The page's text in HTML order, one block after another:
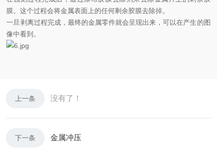
膜。这个过程会将金属表面上的任何剩余胶膜去除掉。
一旦剥离过程完成，最终的金属零件就会呈现出来，可以在产生的图
像中看到。
上一条 没有了！
下一条 金属冲压